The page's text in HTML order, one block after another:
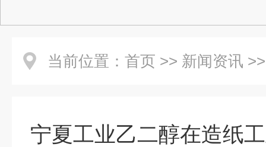
当前位置： 首页 >> 新闻资讯
宁夏工业乙二醇在造纸